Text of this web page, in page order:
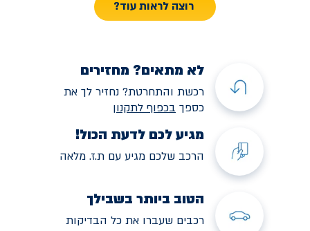
רוצה לראות עוד?
לא מתאים? מחזירים
רכשת והתחרטת? נחזיר לך את
כספך בכפוף לתקנון
מגיע לכם לדעת הכול!
הרכב שלכם מגיע עם ת.ז. מלאה
הטוב ביותר בשבילך
רכבים שעברו את כל הבדיקות